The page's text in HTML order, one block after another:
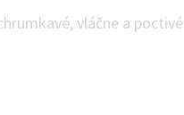
vláčne a poctivé